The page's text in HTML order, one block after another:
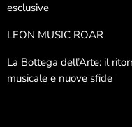
esclusive
LEON MUSIC ROAR
La Bottega dell’Arte: il
musicale e nuove sfide